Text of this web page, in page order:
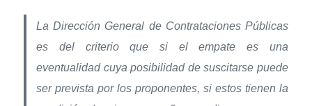
La Dirección General de Contrataciones Públicas
es del criterio que si el empate es una
eventualidad cuya posibilidad de suscitarse puede
ser prevista por los proponentes, si estos tienen la